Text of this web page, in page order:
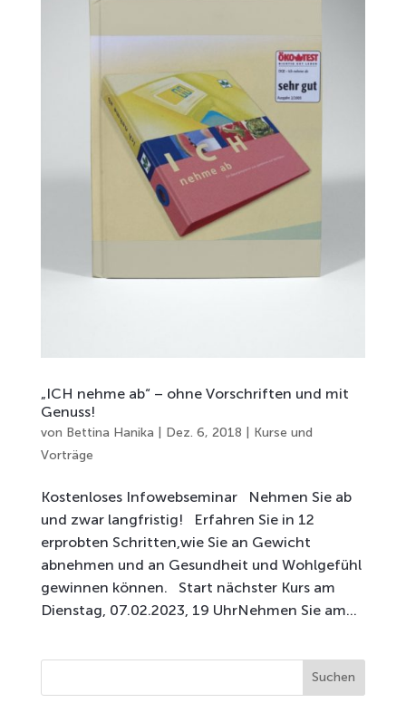
„ICH nehme ab“ – ohne Vorschriften und mit
Genuss!
von Bettina Hanika Dez. 6, 2018
Kurse und
Vorträge
Kostenloses Infowebseminar Nehmen Sie ab
und zwar langfristig! Erfahren Sie in 12
erprobten Schritten,wie Sie an Gewicht
abnehmen und an Gesundheit und Wohlgefühl
gewinnen können. Start nächster Kurs am
Dienstag, 07.02.2023, 19 UhrNehmen Sie am...
Suchen